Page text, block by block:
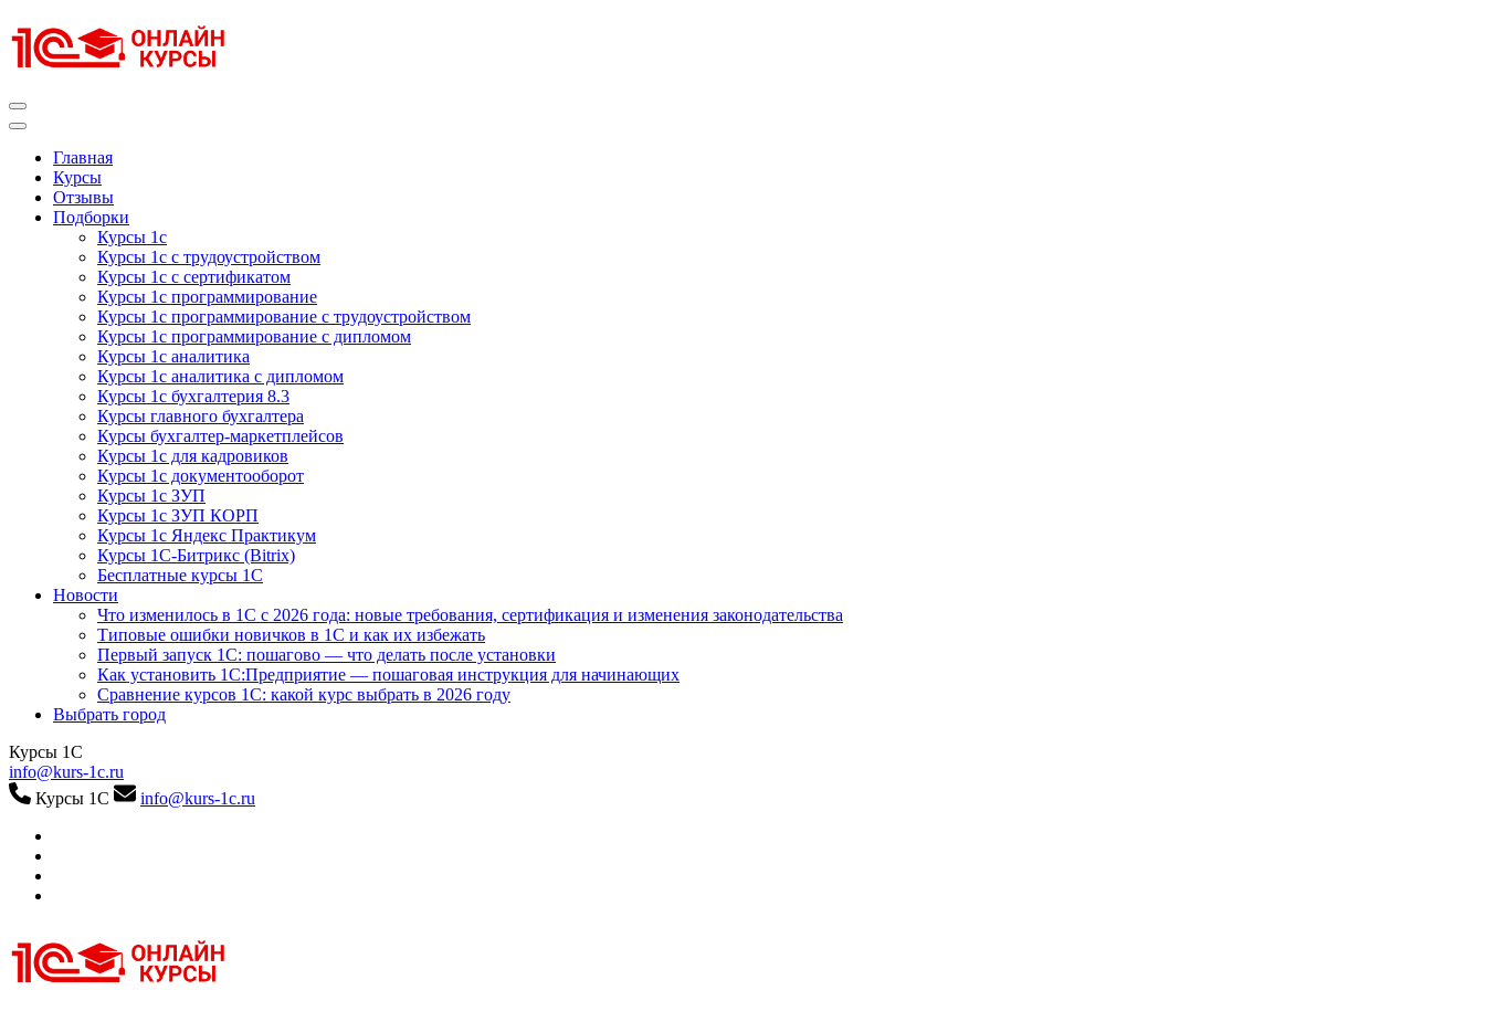
к
содержимому
Главная
Курсы
Отзывы
Подборки
Курсы 1с
Курсы 1с с трудоустройством
Курсы 1с с сертификатом
Курсы 1с программирование
Курсы 1с программирование с трудоустройством
Курсы 1с программирование с дипломом
Курсы 1с аналитика
Курсы 1с аналитика с дипломом
Курсы 1с бухгалтерия 8.3
Курсы главного бухгалтера
Курсы бухгалтер-маркетплейсов
Курсы 1с для кадровиков
Курсы 1с документооборот
Курсы 1с ЗУП
Курсы 1с ЗУП КОРП
Курсы 1с Яндекс Практикум
Курсы 1С-Битрикс (Bitrix)
Бесплатные курсы 1С
Новости
Что изменилось в 1С с 2026 года: новые требования, сертификация и изменения законодательства
Типовые ошибки новичков в 1С и как их избежать
Первый запуск 1С: пошагово — что делать после установки
Как установить 1С:Предприятие — пошаговая инструкция для начинающих
Сравнение курсов 1С: какой курс выбрать в 2026 году
Выбрать город
Курсы 1С
info@kurs-1c.ru
Курсы 1С
info@kurs-1c.ru